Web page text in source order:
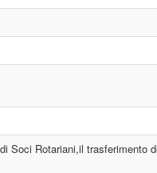
Soci Rotariani,il trasferimento